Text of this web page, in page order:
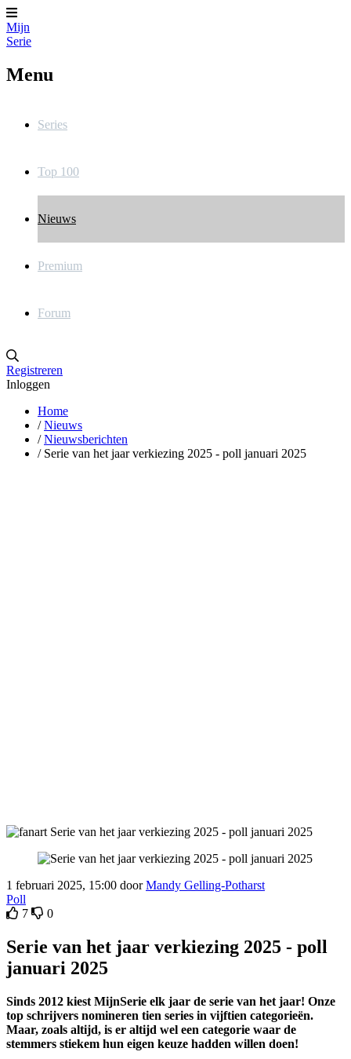
Mijn
Serie
Menu
Series
Top 100
Nieuws
Premium
Forum
Registreren
Inloggen
Home
/ Nieuws
/ Nieuwsberichten
/ Serie van het jaar verkiezing 2025 - poll januari 2025
1 februari 2025, 15:00 doorMandy Gelling-Potharst
Poll
7
0
Serie van het jaar verkiezing 2025 - poll
januari 2025
Sinds 2012 kiest MijnSerie elk jaar de serie van het jaar! Onze
top schrijvers nomineren tien series in vijftien categorieën.
Maar, zoals altijd, is er altijd wel een categorie waar de
stemmers stiekem hun eigen keuze hadden willen doen!